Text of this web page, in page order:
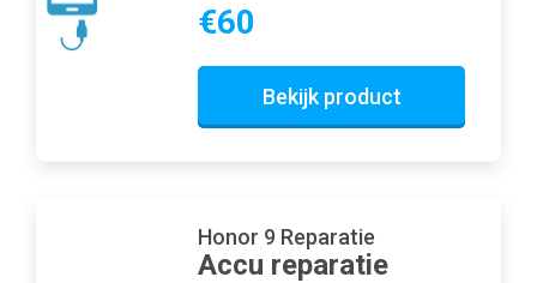
€60
Bekijk product
Honor 9 Reparatie
Accu reparatie